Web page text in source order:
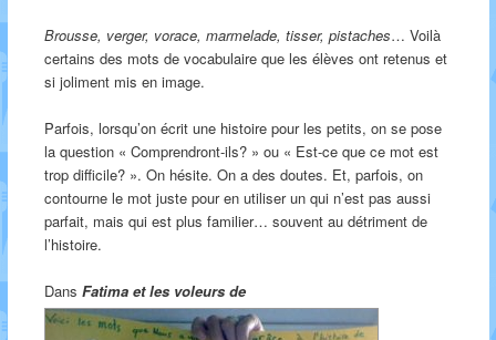
Brousse, verger, vorace, marmelade, tisser, pistaches… Voilà
certains des mots de vocabulaire que les élèves ont retenus et
si joliment mis en image.
Parfois, lorsqu’on écrit une histoire pour les petits, on se pose
la question « Comprendront-ils? » ou « Est-ce que ce mot est
trop difficile? ». On hésite. On a des doutes. Et, parfois, on
contourne le mot juste pour en utiliser un qui n’est pas aussi
parfait, mais qui est plus familier… souvent au détriment de
l’histoire.
Dans Fatima et les voleurs de